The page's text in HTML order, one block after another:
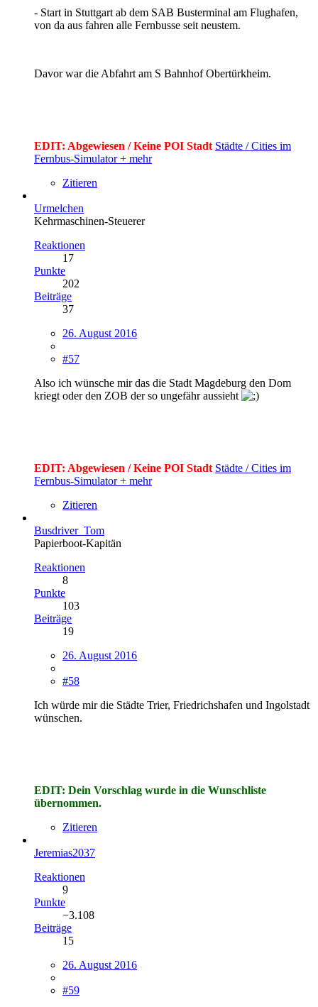
- Start in Stuttgart ab dem SAB Busterminal am Flughafen,
von da aus fahren alle Fernbusse seit neustem.
Davor war die Abfahrt am S Bahnhof Obertürkheim.
EDIT: Abgewiesen / Keine POI Stadt Städte / Cities im
Fernbus-Simulator + mehr
Zitieren
Urmelchen
Kehrmaschinen-Steuerer
Reaktionen
17
Punkte
202
Beiträge
37
26. August 2016
#57
Also ich wünsche mir das die Stadt Magdeburg den Dom
kriegt oder den ZOB der so ungefähr aussieht
EDIT: Abgewiesen / Keine POI Stadt Städte / Cities im
Fernbus-Simulator + mehr
Zitieren
Busdriver_Tom
Papierboot-Kapitän
Reaktionen
8
Punkte
103
Beiträge
19
26. August 2016
#58
Ich würde mir die Städte Trier, Friedrichshafen und Ingolstadt
wünschen.
EDIT: Dein Vorschlag wurde in die Wunschliste
übernommen.
Zitieren
Jeremias2037
Reaktionen
9
Punkte
−3.108
Beiträge
15
26. August 2016
#59